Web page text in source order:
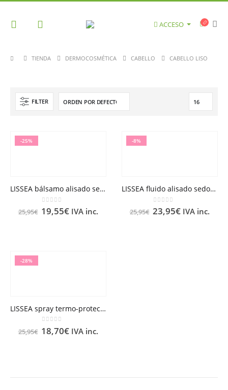
ACCESO
TIENDA DERMOCOSMÉTICA CABELLO CABELLO LISO
FILTER
-25%
LISSEA bálsamo alisado sedoso RENE FURTERER 150 ml
0 out of 5
25,95€ 19,55€ IVA inc.
-8%
LISSEA fluido alisado sedoso RENE FURTERER 125 ml
0out of 5
25,95€ 23,95€ IVA inc.
-28%
LISSEA spray termo-protector alisador RENE FURTERER 150 ml
0 out of 5
25,95€ 18,70€ IVA inc.